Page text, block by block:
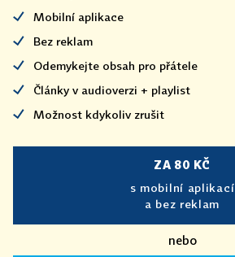
Mobilní aplikace
Bez reklam
Odemykejte obsah pro přátele
Články v audioverzi + playlist
Možnost kdykoliv zrušit
ZA 80 KČ
s mobilní aplikací
a bez reklam
nebo